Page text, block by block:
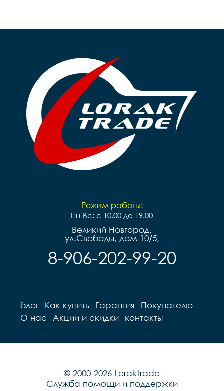
Режим работы:
Пн-Вс: с 10.00 до 19.00
Великий Новгород,
ул.Свободы, дом 10/5,
8-906-202-99-20
блог Как купить Гарантия
Покупателю
О нас
Акции и скидки контакты
© 2000-2026 Loraktrade
Служба помощи и поддержки